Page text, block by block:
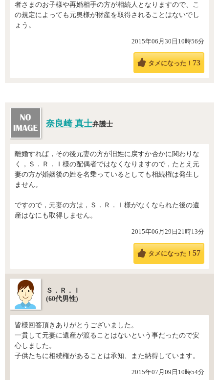
者さまのお子様や再婚相手の方が相続人となりますので、こ
の規定によっても元奥様が財産を取得されることはないでし
ょう。
2015年06月30日10時56分
タメになった！ 73
奈良崎 真士弁護士
離婚すれば，その後元妻の方が旧姓に戻すか否かに関わりな
く，Ｓ．Ｒ．Ｉ様の配偶者ではなくなりますので，たとえ元
妻の方が婚姻後の姓を名乗っているとしても相続権は発生し
ません。
ですので，元妻の方は，Ｓ．Ｒ．Ｉ様がなくなられた後の遺
産はなにも取得しません。
2015年06月29日21時13分
タメになった！ 57
Ｓ．Ｒ．Ｉ
(60代男性)
皆様回答頂きありがとうございました。
一貫して元妻に遺産が渡ることはないという事だったので安
心しました。
子供たちに相続権があることは承知、また納得しています。
2015年07月09日10時54分